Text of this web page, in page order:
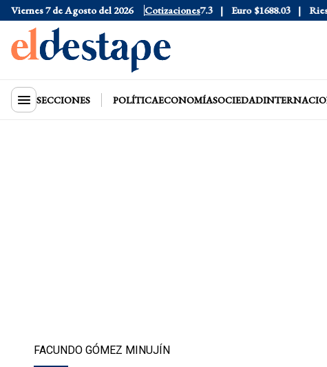
Viernes 7 de Agosto del 2026 Cotizaciones
Dólar Blue $1530 Dólar CCL $1577.3 Euro $1688.03
SECCIONES POLÍTICAECONOMÍASOCIEDAD
FACUNDO GÓMEZ MINUJÍN